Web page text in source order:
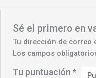
Sé el primero en
Tu dirección de correo
Los campos
Tu puntuación*